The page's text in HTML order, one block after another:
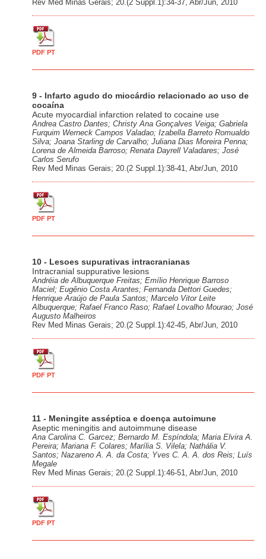
Rev Med Minas Gerais; 20.(2 Suppl.1):34-37, Abr/Jun, 2010
PDF PT
9 - Infarto agudo do miocárdio relacionado ao uso de
cocaína
Acute myocardial infarction related to cocaine use
Andrea Castro Dantes; Christy Ana Gonçalves Veiga; Gabriela
Furquim Werneck Campos Valadao; Izabella Barreto Romualdo
Silva; Joana Starling de Carvalho; Juliana Dias Moreira Penna;
Lorena de Almeida Barroso; Renata Dayrell Valadares; José
Carlos Serufo
Rev Med Minas Gerais; 20.(2 Suppl.1):38-41, Abr/Jun, 2010
PDF PT
10 - Lesoes supurativas intracranianas
Intracranial suppurative lesions
Andréia de Albuquerque Freitas; Emílio Henrique Barroso
Maciel; Eugênio Costa Arantes; Fernanda Dettori Guedes;
Henrique Araújo de Paula Santos; Marcelo Vitor Leite
Albuquerque; Rafael Franco Raso; Rafael Lovalho Mourao; José
Augusto Malheiros
Rev Med Minas Gerais; 20.(2 Suppl.1):42-45, Abr/Jun, 2010
PDF PT
11 - Meningite asséptica e doença autoimune
Aseptic meningitis and autoimmune disease
Ana Carolina C. Garcez; Bernardo M. Espíndola; Maria Elvira A.
Pereira; Mariana F. Colares; Marília S. Vilela; Nathália V.
Santos; Nazareno A. A. da Costa; Yves C. A. A. dos Reis; Luís
Megale
Rev Med Minas Gerais; 20.(2 Suppl.1):46-51, Abr/Jun, 2010
PDF PT